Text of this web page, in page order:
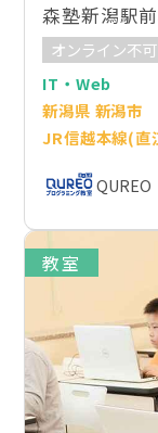
森塾新潟駅
オンライン不可
IT・Web
新潟県 新潟市
JR信越本線(直
QUREO
教室